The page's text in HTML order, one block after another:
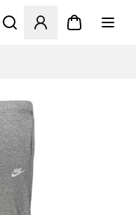
Apre una finestra modale